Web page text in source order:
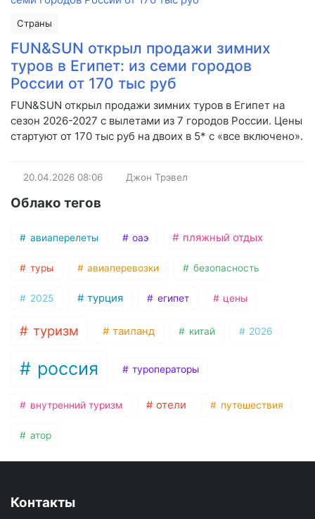
Страны
FUN&SUN открыл продажи зимних
туров в Египет: из семи городов
России от 170 тыс руб
FUN&SUN открыл продажи зимних туров в Египет на
сезон 2026-2027 с вылетами из 7 городов России. Цены
стартуют от 170 тыс руб на двоих в 5* с «все включено».
20.04.2026 08:06 Джон Трэвел
Облако тегов
авиаперелеты оаэ пляжный отдых
туры авиаперевозки безопасность
2025 турция египет цены
туризм таиланд китай 2026
россия туроператоры
внутренний туризм отели путешествия
атор
Контакты